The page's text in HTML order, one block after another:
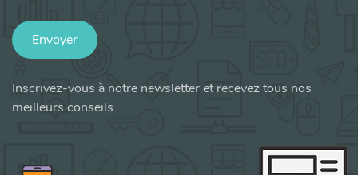
Envoyer
Inscrivez-vous à notre newsletter et recevez tous nos
meilleurs conseils